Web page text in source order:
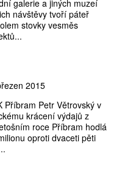
galerie a jiných muzeí
návštěvy tvoří páteř
stovky vesměs
2015
Příbram Petr Větrovský v
krácení výdajů z
roce Příbram hodlá
oproti dvaceti pěti